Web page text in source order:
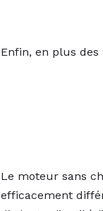
Enfin, en plus
Le moteur sans
efficacement